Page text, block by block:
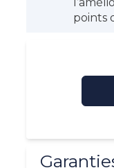
points